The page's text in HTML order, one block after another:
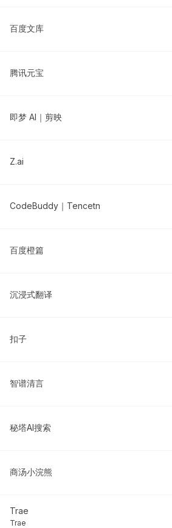
百度文库
腾讯元宝
即梦 AI｜剪映
Z.ai
CodeBuddy｜Tencetn
百度橙篇
沉浸式翻译
扣子
智谱清言
秘塔AI搜索
商汤小浣熊
Trae
Trae